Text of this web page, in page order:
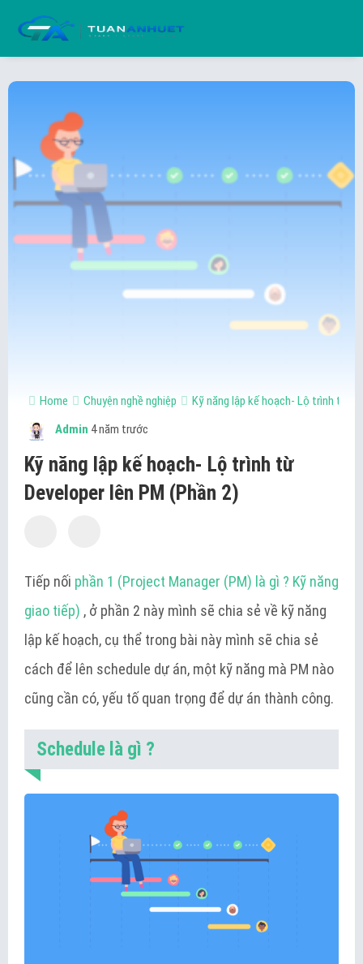
Home Chuyện nghề nghiệp
Kỹ năng lập kế hoạch- Lộ trình từ
Admin 4 năm trước
Kỹ năng lập kế hoạch- Lộ trình từ
Developer lên PM (Phần 2)
Tiếp nối phần 1 (Project Manager (PM) là gì ? Kỹ năng
giao tiếp) , ở phần 2 này mình sẽ chia sẻ về kỹ năng
lập kế hoạch, cụ thể trong bài này mình sẽ chia sẻ
cách để lên schedule dự án, một kỹ năng mà PM nào
cũng cần có, yếu tố quan trọng để dự án thành công.
Schedule là gì ?